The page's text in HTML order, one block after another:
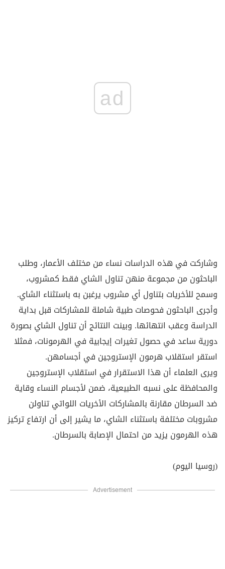
ad
وشاركت في هذه الدراسات نساء من مختلف الأعمار، وطلب
الباحثون من مجموعة منهن تناول الشاي فقط كمشروب،
وسمح للأخريات بتناول أي مشروب يرغبن به باستثناء الشاي.
وأجرى الباحثون فحوصات طبية شاملة للمشاركات قبل بداية
الدراسة وعقب انتهائها. وبينت النتائج أن تناول الشاي بصورة
دورية ساعد في حصول تغيرات إيجابية في الهرمونات، فمثلا
استقر استقلاب هرمون الإستروجين في أجسامهن.
ويرى العلماء أن هذا الاستقرار في استقلاب الإستروجين
والمحافظة على نسبه الطبيعية، ضمن لأجسام النساء وقاية
ضد السرطان مقارنة بالمشاركات الأخريات اللواتي تناولن
مشروبات مختلفة باستثناء الشاي، ما يشير إلى أن ارتفاع تركيز
هذه الهرمون يزيد من احتمال الإصابة بالسرطان.
(روسيا اليوم)
Advertisement